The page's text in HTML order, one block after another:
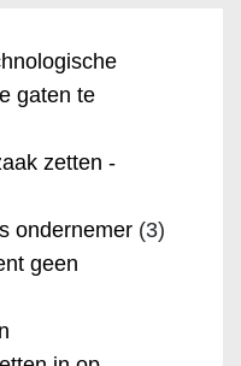
gaten te
zetten -
ondernemer (3)
geen